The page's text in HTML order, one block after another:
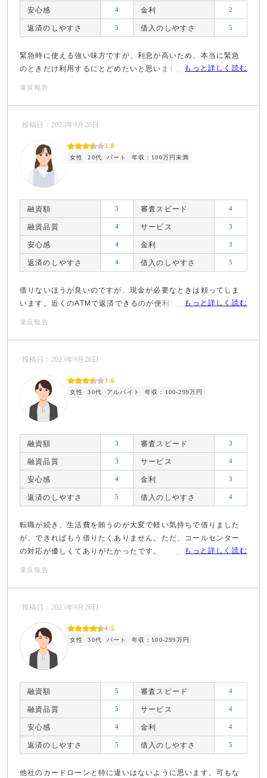
安心感 4 金利 2
返済のしやすさ 5 借入のしやすさ 5
緊急時に使える強い味方ですが、利息が高いため、本当に緊急
のときだけ利用するにとどめたいと思いました。もっと詳しく読む
違反報告
投稿日：2023年9月26日
3.8
女性 20代 パート 年収：100万円未満
融資額 3 審査スピード 4
融資品質 4 サービス 3
安心感 4 金利 3
返済のしやすさ 4 借入のしやすさ 5
借りないほうが良いのですが、現金が必要なときは頼ってしま
います。近くのATMで返済できるのが便利で助かります。
もっと詳しく読む
違反報告
投稿日：2023年9月26日
3.6
女性 30代 アルバイト 年収：100-299万円
融資額 3 審査スピード 3
融資品質 3 サービス 4
安心感 4 金利 3
返済のしやすさ 5 借入のしやすさ 4
転職が続き、生活費を賄うのが大変で軽い気持ちで借りました
が、できればもう借りたくありません。ただ、コールセンター
の対応が優しくてありがたかったです。
もっと詳しく読む
違反報告
投稿日：2023年9月26日
4.5
女性 30代 パート 年収：100-299万円
融資額 5 審査スピード 4
融資品質 5 サービス 4
安心感 4 金利 4
返済のしやすさ 5 借入のしやすさ 5
他社のカードローンと特に違いはないように思います。可もな